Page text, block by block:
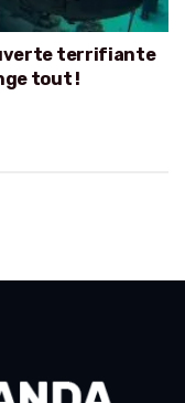
terrifiante
tout !